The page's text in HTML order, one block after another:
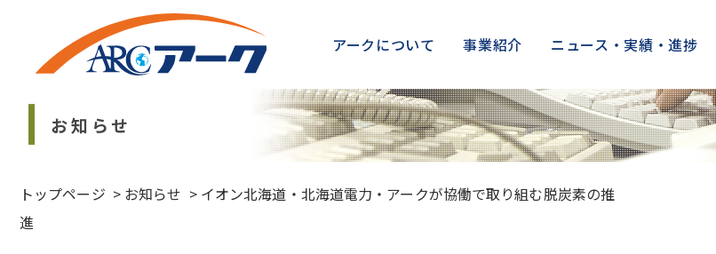
アークについて 事業紹介 ニュース・実績・進捗
お知らせ
トップページ > お知らせ > イオン北海道・北海道電力・アークが協働で取り組む脱炭素の推
進